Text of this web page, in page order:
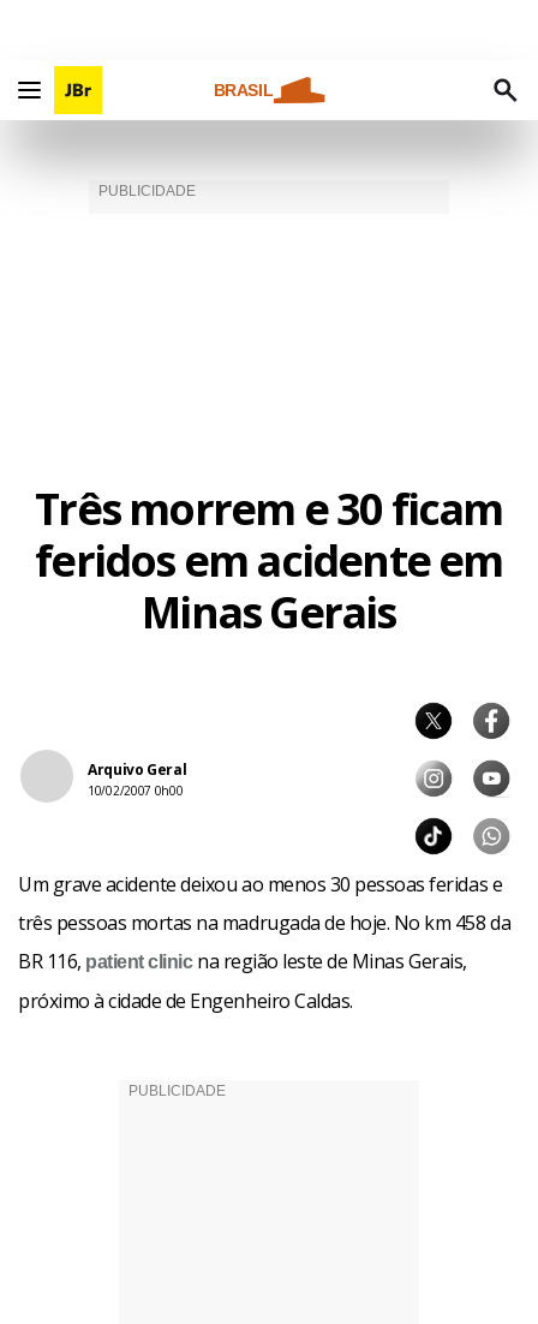
BRASIL
Três morrem e 30 ficam
feridos em acidente em
Minas Gerais
Arquivo Geral
10/02/2007 0h00
Um grave acidente deixou ao menos 30 pessoas feridas e
três pessoas mortas na madrugada de hoje. No km 458 da
BR 116, patient clinicna região leste de Minas Gerais,
próximo à cidade de Engenheiro Caldas.